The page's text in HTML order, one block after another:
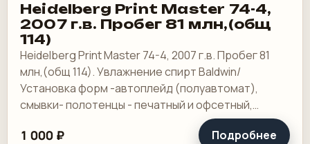
Heidelberg Print Master 74-4,
2007 г.в. Пробег 81 млн,(общ
114)
Heidelberg Print Master 74-4, 2007 г.в. Пробег 81
млн,(общ 114). Увлажнение спирт Baldwin/
Установка форм -автоплейд (полуавтомат),
смывки- полотенцы - печатный и офсетный,
выносной пульт ClassicCenter -PM74 - краски и.
1 000 ₽ Подробнее